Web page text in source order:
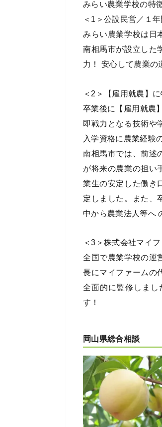
みらい農業学校の特
＜1＞公設民営／１年
みらい農業学校は日
南相馬市が設立した
力！ 安心して農業の
＜2＞【雇用就農】
卒業後に【雇用就農
即戦力となる技術や
入学資格に農業経験
南相馬市では、前述
が将来の農業の担い
業生の安定した働き
定しました。また、
中から農業法人等へ
＜3＞株式会社マイ
全国で農業学校の運
長にマイファームの
全面的に監修しまし
す！
岡山県総合相談